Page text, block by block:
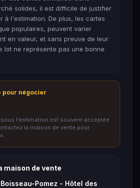
solides, il est difficile de justifier
à l'estimation. De plus, les cartes
populaires, peuvent varier
en valeur, et sans preuve de leur
lot ne représente pas une bonne
négocier
sous l'estimation est souvent acceptée
la maison de vente pour
maison de vente
Boisseau-Pomez - Hôtel des